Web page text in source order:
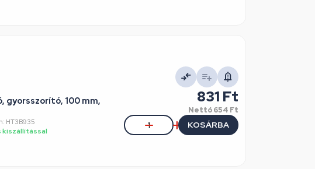
gyorsszorító, 100 mm,
HT3B935
kiszállítással
831 Ft
Nettó654 Ft
KOSÁRBA